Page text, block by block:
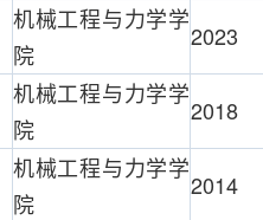
机械工程与力学学
院
2023
机械工程与力学学
院
2018
机械工程与力学学
院
2014